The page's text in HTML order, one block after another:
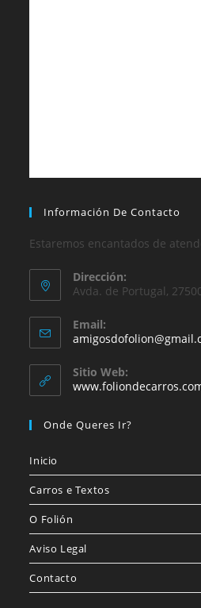
Información De Contacto
Estaremos encantados de
Dirección:
Avda. de Portugal,
Email:
Sitio Web:
Onde Queres Ir?
Inicio
Carros e Textos
O Folión
Aviso Legal
Contacto